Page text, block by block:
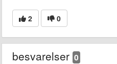
2 0
besvarelser 0